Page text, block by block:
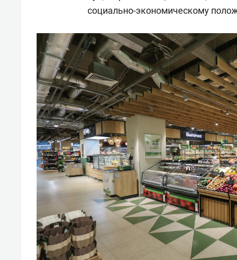
социально-экономическому